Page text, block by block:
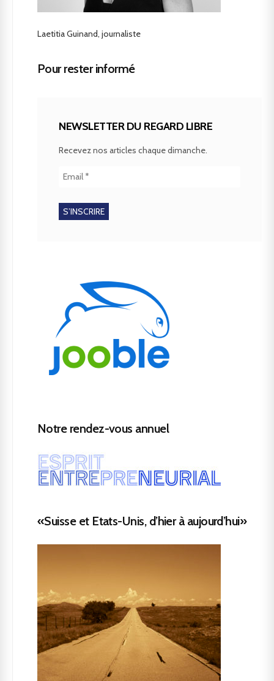
Laetitia Guinand, journaliste
Pour rester informé
NEWSLETTER DU REGARD LIBRE
Recevez nos articles chaque dimanche.
Notre rendez-vous annuel
«Suisse et Etats-Unis, d’hier à aujourd’hui»